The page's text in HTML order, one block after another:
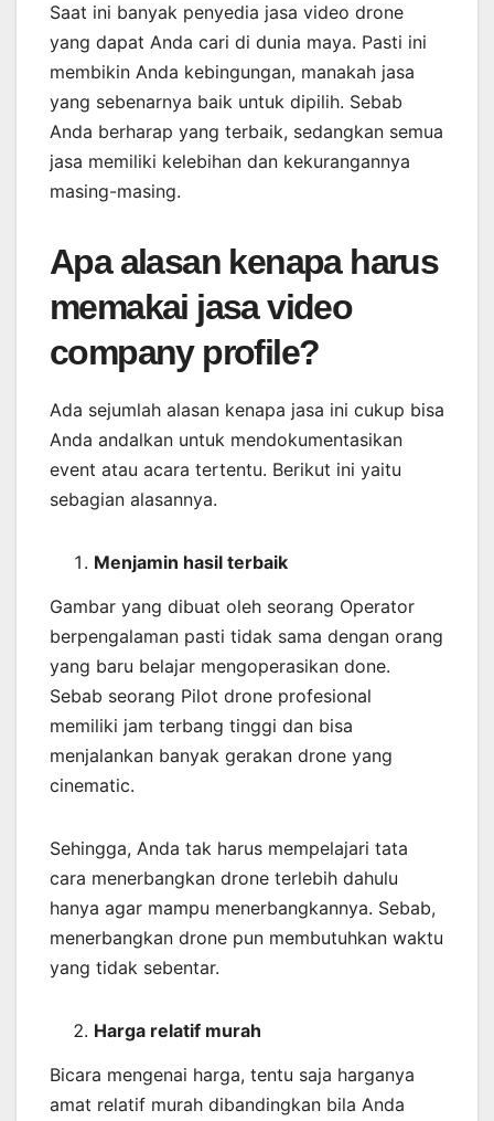
Saat ini banyak penyedia jasa video drone
yang dapat Anda cari di dunia maya. Pasti ini
membikin Anda kebingungan, manakah jasa
yang sebenarnya baik untuk dipilih. Sebab
Anda berharap yang terbaik, sedangkan semua
jasa memiliki kelebihan dan kekurangannya
masing-masing.
Apa alasan kenapa harus
memakai jasa video
company profile?
Ada sejumlah alasan kenapa jasa ini cukup bisa
Anda andalkan untuk mendokumentasikan
event atau acara tertentu. Berikut ini yaitu
sebagian alasannya.
Menjamin hasil terbaik
Gambar yang dibuat oleh seorang Operator
berpengalaman pasti tidak sama dengan orang
yang baru belajar mengoperasikan done.
Sebab seorang Pilot drone profesional
memiliki jam terbang tinggi dan bisa
menjalankan banyak gerakan drone yang
cinematic.
Sehingga, Anda tak harus mempelajari tata
cara menerbangkan drone terlebih dahulu
hanya agar mampu menerbangkannya. Sebab,
menerbangkan drone pun membutuhkan waktu
yang tidak sebentar.
Harga relatif murah
Bicara mengenai harga, tentu saja harganya
amat relatif murah dibandingkan bila Anda